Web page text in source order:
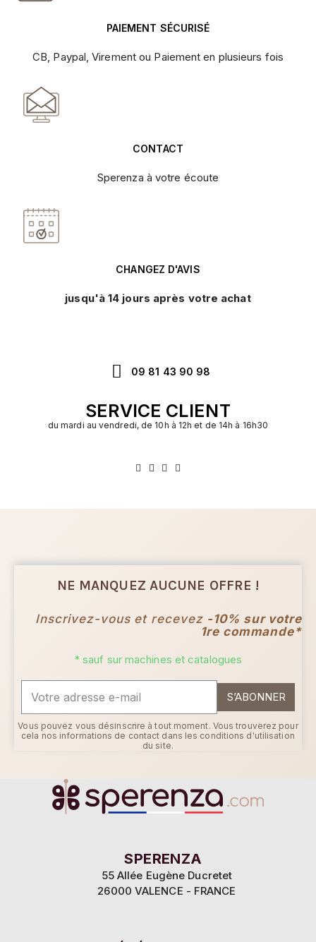
PAIEMENT SÉCURISÉ
CB, Paypal, Virement ou Paiement en plusieurs fois
CONTACT
Sperenza à votre écoute
CHANGEZ D'AVIS
jusqu'à 14 jours après votre achat
09 81 43 90 98
SERVICE CLIENT
du mardi au vendredi, de 10h à 12h et de 14h à 16h30
NE MANQUEZ AUCUNE OFFRE !
Inscrivez-vous et recevez -10% sur votre
1re commande*
* sauf sur machines et catalogues
S’ABONNER
Vous pouvez vous désinscrire à tout moment. Vous trouverez pour
cela nos informations de contact dans les conditions d'utilisation
du site.
SPERENZA
55 Allée Eugène Ducretet
26000 VALENCE - FRANCE